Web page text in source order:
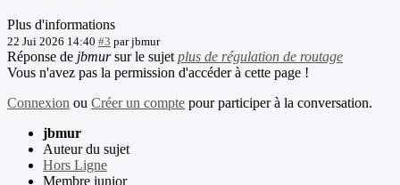
Plus d'informations
22 Jui 2026 14:40 #3 parjbmur
Réponse de jbmursur le sujet plus de régulation de routage
Vous n'avez pas la permission d'accéder à cette page !
Connexion ou Créer un compte pour participer à la conversation.
jbmur
Auteur du sujet
Hors Ligne
Membre junior